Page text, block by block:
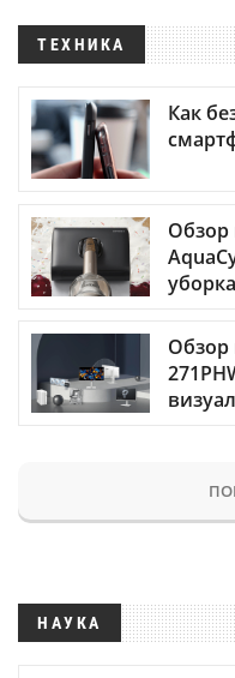
ТЕХНИКА
Как
Обзор
Обзор
НАУКА